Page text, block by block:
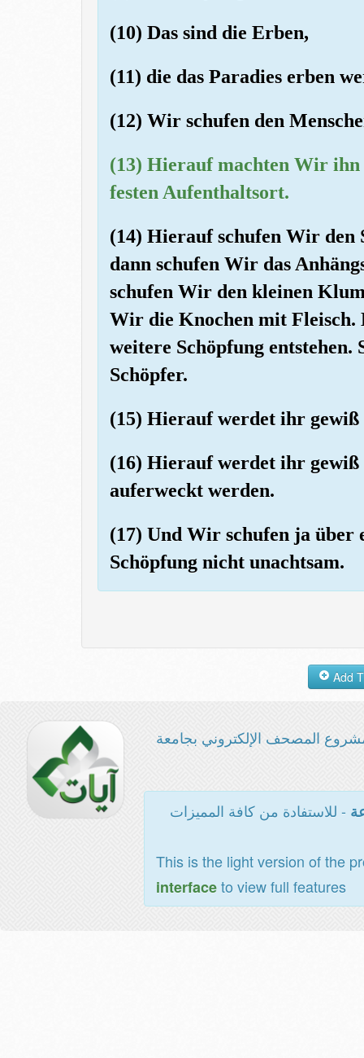
(10) Das sind die Erben,
(11) die das Paradies erben
(12) Wir schufen den
(13) Hierauf machten Wir ihn
festen Aufenthaltsort.
(14) Hierauf schufen Wir den
dann schufen Wir das
schufen Wir den kleinen
Wir die Knochen mit
weitere Schöpfung entstehen.
Schöpfer.
(15) Hierauf werdet ihr gewiß
(16) Hierauf werdet ihr gewiß
auferweckt werden.
(17) Und Wir schufen ja über
Schöpfung nicht unachtsam.
المصحف الإلكتروني بجامعة
- للاستفادة من كافة المميزات
This is the light version of the
interfaceto view full features